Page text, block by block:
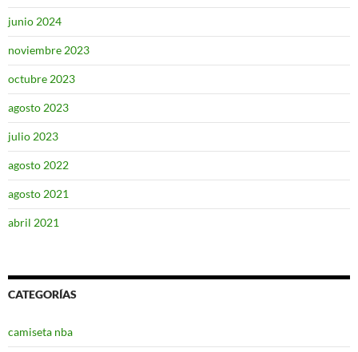
junio 2024
noviembre 2023
octubre 2023
agosto 2023
julio 2023
agosto 2022
agosto 2021
abril 2021
CATEGORÍAS
camiseta nba